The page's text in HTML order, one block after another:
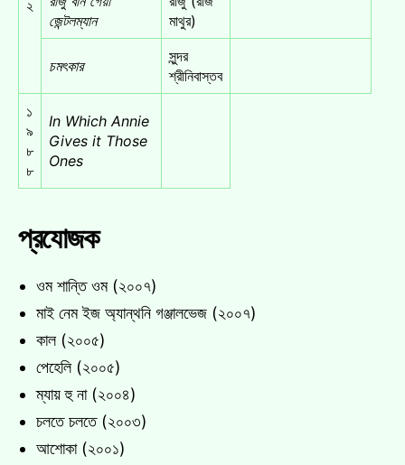
২
জেন্টলম্যান
মাথুর)
চমৎকার
সুন্দর
শ্রীনিবাস্তব
১
৯
৮
৮
In Which Annie
Gives it Those
Ones
প্রযোজক
ওম শান্তি ওম (২০০৭)
মাই নেম ইজ অ্যান্থনি গঞ্জালভেজ (২০০৭)
কাল (২০০৫)
পেহেলি (২০০৫)
ম্যায় হু না (২০০৪)
চলতে চলতে (২০০৩)
আশোকা (২০০১)